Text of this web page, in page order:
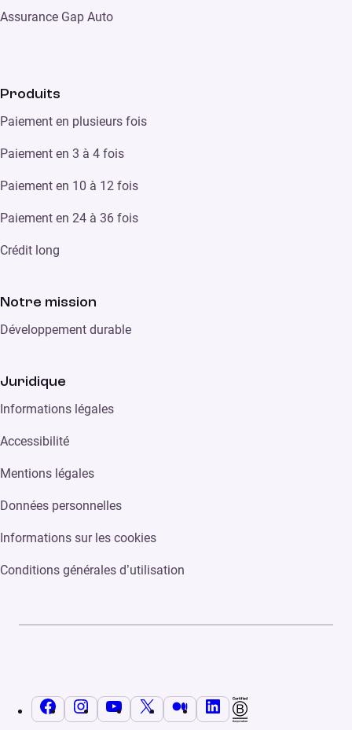
Assurance Gap Auto
Produits
Paiement en plusieurs fois
Paiement en 3 à 4 fois
Paiement en 10 à 12 fois
Paiement en 24 à 36 fois
Crédit long
Notre mission
Développement durable
Juridique
Informations légales
Accessibilité
Mentions légales
Données personnelles
Informations sur les cookies
Conditions générales d’utilisation
FacebookInstagramYouTube MediumLinkedIn